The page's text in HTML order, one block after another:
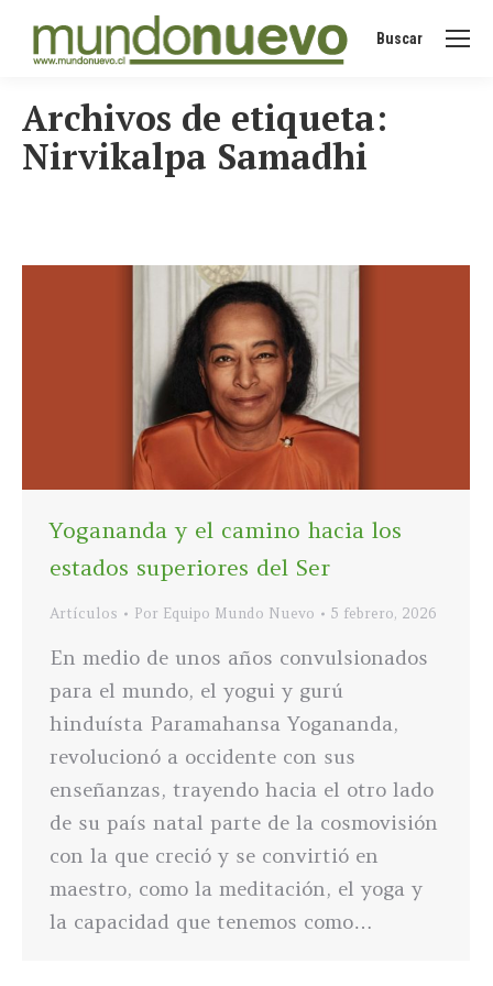
Buscar:
Buscar
Archivos de etiqueta:
Nirvikalpa Samadhi
Yogananda y el camino hacia los
estados superiores del Ser
Artículos Por Equipo Mundo Nuevo 5 febrero, 2026
En medio de unos años convulsionados
para el mundo, el yogui y gurú
hinduísta Paramahansa Yogananda,
revolucionó a occidente con sus
enseñanzas, trayendo hacia el otro lado
de su país natal parte de la cosmovisión
con la que creció y se convirtió en
maestro, como la meditación, el yoga y
la capacidad que tenemos como…